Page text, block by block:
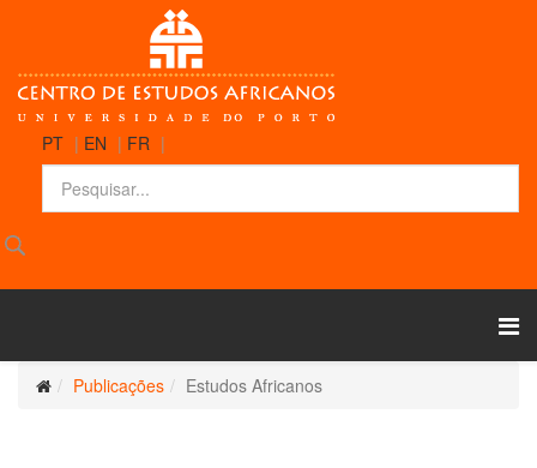
PT | EN | FR |
Publicações Estudos Africanos